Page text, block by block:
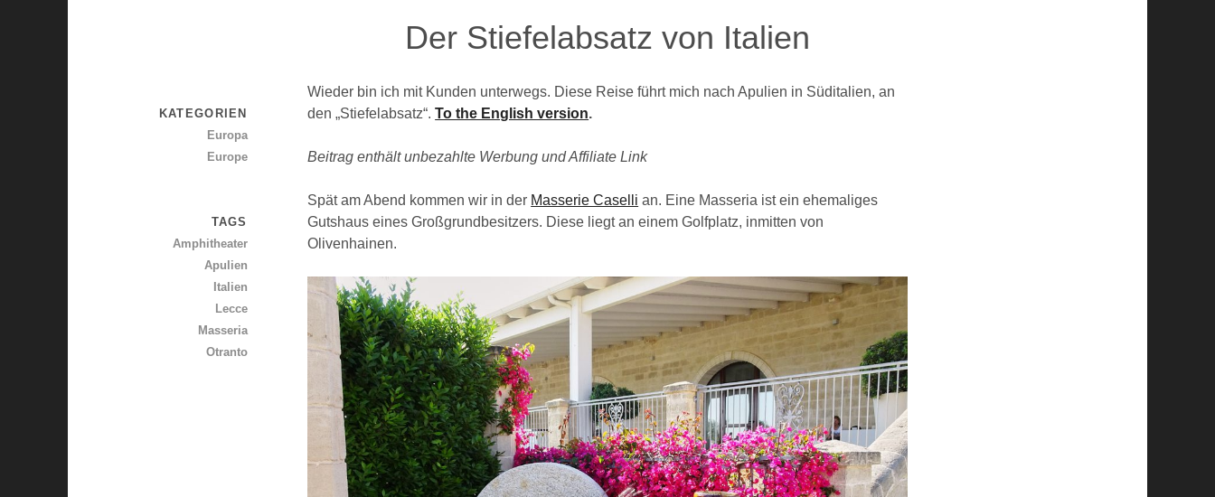
Der Stiefelabsatz von Italien
Wieder bin ich mit Kunden unterwegs. Diese Reise führt mich nach Apulien in Süditalien, an
den „Stiefelabsatz“.To the English version.
Beitrag enthält unbezahlte Werbung und Affiliate Link
Spät am Abend kommen wir in der Masserie Caselli an. Eine Masseria ist ein ehemaliges
Gutshaus eines Großgrundbesitzers. Diese liegt an einem Golfplatz, inmitten von
Olivenhainen.
KATEGORIEN
Europa
Europe
TAGS
Amphitheater
Apulien
Italien
Lecce
Masseria
Otranto